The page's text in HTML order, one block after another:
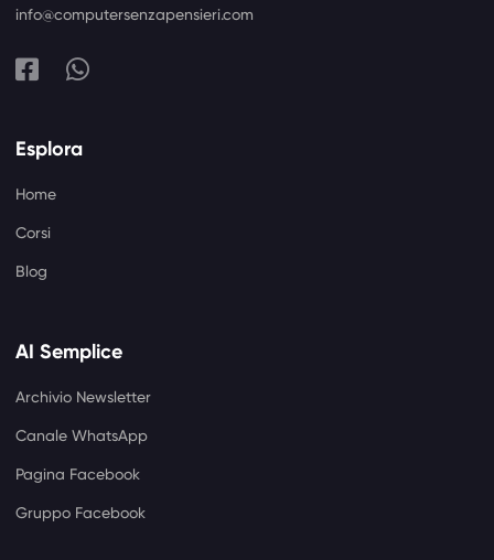
info@computersenzapensieri.com
Esplora
Home
Corsi
Blog
AI Semplice
Archivio Newsletter
Canale WhatsApp
Pagina Facebook
Gruppo Facebook